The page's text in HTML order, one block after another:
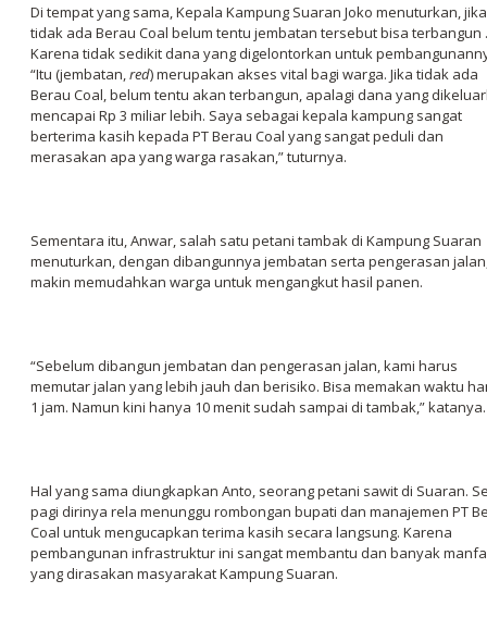
Di tempat yang sama, Kepala Kampung Suaran Joko menuturkan, jika
tidak ada Berau Coal belum tentu jembatan tersebut bisa terbangun .
Karena tidak sedikit dana yang digelontorkan untuk
“Itu (jembatan, red) merupakan akses vital bagi warga. Jika tidak ada
Berau Coal, belum tentu akan terbangun, apalagi dana yang
mencapai Rp 3 miliar lebih. Saya sebagai kepala kampung sangat
berterima kasih kepada PT Berau Coal yang sangat peduli dan
merasakan apa yang warga rasakan,” tuturnya.
Sementara itu, Anwar, salah satu petani tambak di Kampung Suaran
menuturkan, dengan dibangunnya jembatan serta pengerasan
makin memudahkan warga untuk mengangkut hasil panen.
“Sebelum dibangun jembatan dan pengerasan jalan, kami harus
memutar jalan yang lebih jauh dan berisiko. Bisa memakan waktu
1 jam. Namun kini hanya 10 menit sudah sampai di tambak,” katanya.
Hal yang sama diungkapkan Anto, seorang petani sawit di Suaran.
pagi dirinya rela menunggu rombongan bupati dan manajemen PT
Coal untuk mengucapkan terima kasih secara langsung. Karena
pembangunan infrastruktur ini sangat membantu dan banyak
yang dirasakan masyarakat Kampung Suaran.